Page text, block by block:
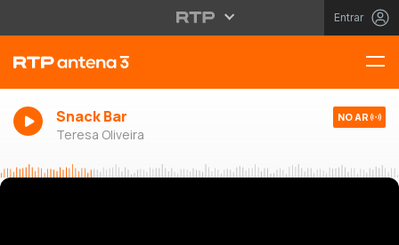
Entrar
Snack Bar
Teresa Oliveira
NO AR